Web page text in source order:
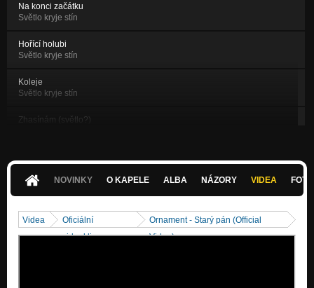
Na konci začátku
Světlo kryje stín
Hořící holubi
Světlo kryje stín
Koleje
Světlo kryje stín
Zhasínám (světlo?)
Nevíme, co smíme
Plujeme dál
NOVINKY O KAPELE ALBA NÁZORY VIDEA
Videa
Oficiální
videoklipy
Ornament - Starý pán (Official
Video)